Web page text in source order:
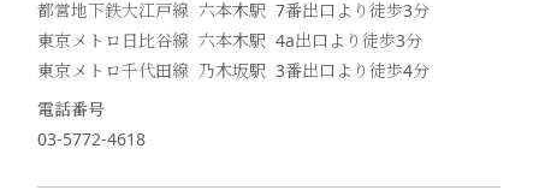
都営地下鉄大江戸線 六本木駅 7番出口より徒歩3分
東京メトロ日比谷線 六本木駅 4a出口より徒歩3分
東京メトロ千代田線 乃木坂駅 3番出口より徒歩4分
電話番号
03-5772-4618